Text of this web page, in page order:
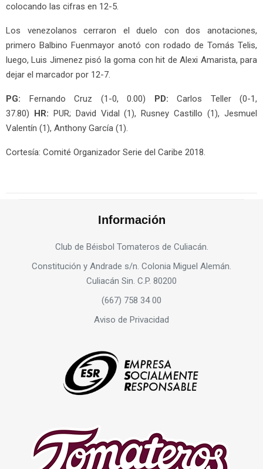
colocando las cifras en 12-5.
Los venezolanos cerraron el duelo con dos anotaciones,
primero Balbino Fuenmayor anotó con rodado de Tomás Telis,
luego, Luis Jimenez pisó la goma con hit de Alexi Amarista, para
dejar el marcador por 12-7.
PG: Fernando Cruz (1-0, 0.00) PD: Carlos Teller (0-1,
37.80) HR: PUR; David Vidal (1), Rusney Castillo (1), Jesmuel
Valentín (1), Anthony García (1).
Cortesía: Comité Organizador Serie del Caribe 2018.
Información
Club de Béisbol Tomateros de Culiacán.
Constitución y Andrade s/n. Colonia Miguel Alemán.
Culiacán Sin. C.P. 80200
(667) 758 34 00
Aviso de Privacidad